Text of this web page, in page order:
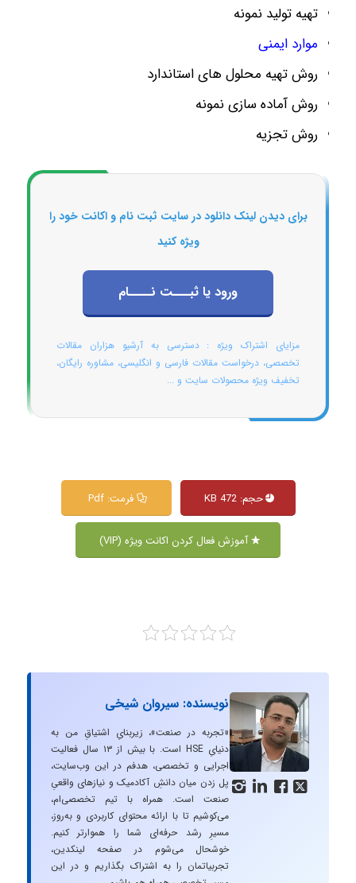
تهیه تولید نمونه
موارد ایمنی
روش تهیه محلول های استاندارد
روش آماده سازی نمونه
روش تجزیه
برای دیدن لینک دانلود در سایت ثبت نام و اکانت خود را
ویژه کنید
ورود یا ثبـــت نــــام
مزایای اشتراک ویژه : دسترسی به آرشیو هزاران مقالات
تخصصی، درخواست مقالات فارسی و انگلیسی، مشاوره رایگان،
تخفیف ویژه محصولات سایت و ...
حجم: 472 KB فرمت: Pdf
آموزش فعال کردن اکانت ویژه (VIP)
   
نویسنده: سیروان شیخی
«تجربه در صنعت»، زیربنایِ اشتیاقِ من به
دنیایِ HSE است. با بیش از ۱۳ سال فعالیت
اجرایی و تخصصی، هدفم در این وب‌سایت،
پل زدن میان دانشِ آکادمیک و نیازهای واقعیِ
صنعت است. همراه با تیم تخصصی‌ام،
می‌کوشیم تا با ارائه محتوای کاربردی و به‌روز،
مسیرِ رشد حرفه‌ای شما را هموارتر کنیم.
خوشحال می‌شوم در صفحه لینکدین،
تجربیاتمان را به اشتراک بگذاریم و در این